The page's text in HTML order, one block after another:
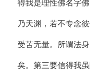
乃天渊，若不专念
受苦无量。所谓法
矣。第三要信得我